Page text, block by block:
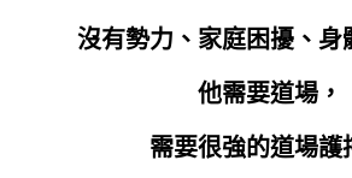
沒有勢力、家庭困擾、身
他需要道場，
需要很強的道場護